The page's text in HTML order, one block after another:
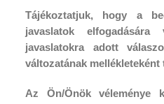
Tájékoztatjuk, hogy a
javaslatok
javaslatokra adott
változatának mellékleteként
Az Ön/Önök véleménye